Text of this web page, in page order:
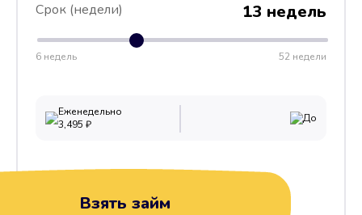
Срок (недели) 13 недель
6 недель 52 недели
Еженедельно
3,495 ₽ До
Взять займ